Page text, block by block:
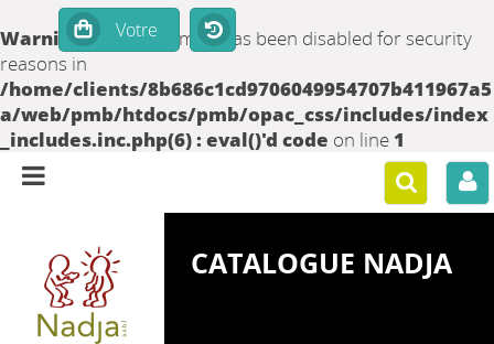
Warning: set_time_limit() has been disabled for security
reasons in
/home/clients/8b686c1cd9706049954707b411967a5
a/web/pmb/htdocs/pmb/opac_css/includes/index
_includes.inc.php(6) : eval()'d code on line 1
CATALOGUE NADJA